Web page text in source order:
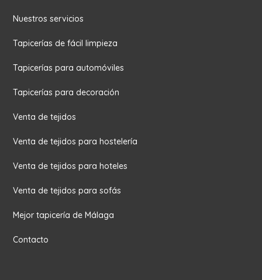
Nuestros servicios
Tapicerías de fácil limpieza
Tapicerías para automóviles
Tapicerías para decoración
Venta de tejidos
Venta de tejidos para hostelería
Venta de tejidos para hoteles
Venta de tejidos para sofás
Mejor tapicería de Málaga
Contacto